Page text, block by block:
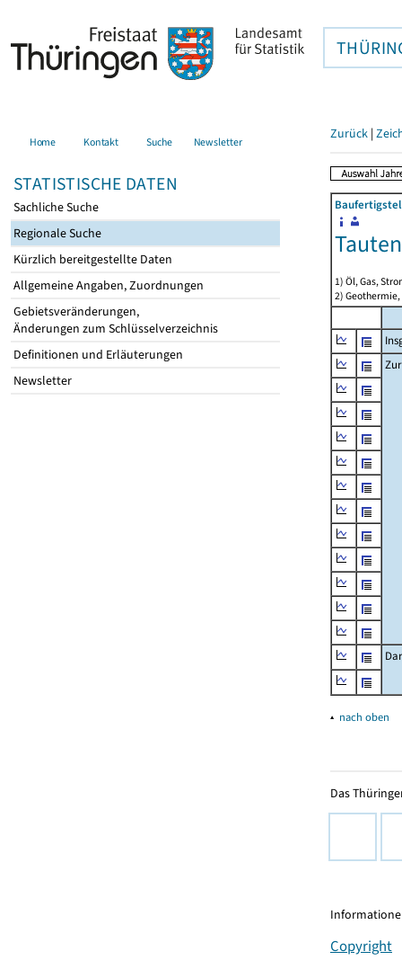
Home Kontakt Suche Newsletter
STATISTISCHE DATEN
Sachliche Suche
Regionale Suche
Kürzlich bereitgestellte Daten
Allgemeine Angaben, Zuordnungen
Gebietsveränderungen,
Änderungen zum Schlüsselverzeichnis
Definitionen und Erläuterungen
Newsletter
Zurück |
1) Öl, Gas,
2)
▴ nach oben
Das
Copyright